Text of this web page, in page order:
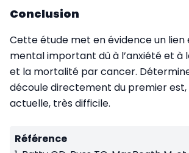
Conclusion
Cette étude met en évidence un lien
mental important dû à l’anxiété et à
et la mortalité par cancer.
découle directement du premier est,
actuelle, très difficile.
Référence